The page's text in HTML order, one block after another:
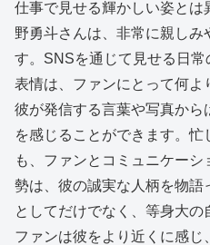
仕事で見せる輝かしい姿と
野勇斗さんは、非常に親し
す。SNSを通じて見せる日
表情は、ファンにとって何よ
彼が発信する言葉や写真か
を感じることができます。
も、ファンとコミュニケー
勢は、彼の誠実な人柄を物
としてだけでなく、等身大の
ファンは彼をより近くに感